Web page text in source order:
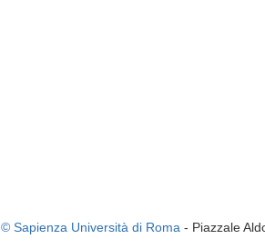
© Sapienza Università di Roma - Piazzale